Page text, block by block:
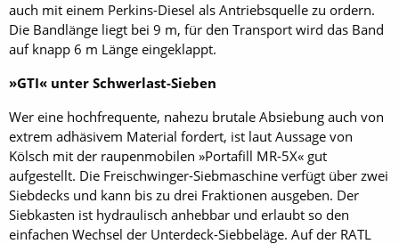
auch mit einem Perkins-Diesel als Antriebsquelle zu ordern.
Die Bandlänge liegt bei 9 m, für den Transport wird das Band
auf knapp 6 m Länge eingeklappt.
»GTI« unter Schwerlast-Sieben
Wer eine hochfrequente, nahezu brutale Absiebung auch von
extrem adhäsivem Material fordert, ist laut Aussage von
Kölsch mit der raupenmobilen »Portafill MR-5X« gut
aufgestellt. Die Freischwinger-Siebmaschine verfügt über zwei
Siebdecks und kann bis zu drei Fraktionen ausgeben. Der
Siebkasten ist hydraulisch anhebbar und erlaubt so den
einfachen Wechsel der Unterdeck-Siebbeläge. Auf der RATL